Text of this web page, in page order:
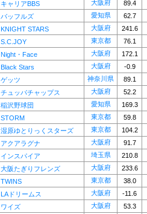
キャリアBBS 大阪府
89.4
バッフルズ 愛知県
62.7
KNIGHT STARS 大阪府
241.6
S.C.JOY 東京都
76.1
Night・Face 大阪府
172.1
Black Stars 大阪府
-0.9
ゲッツ 神奈川県
89.1
チュッパチャップス 大阪府
52.2
稲沢野球団 愛知県
169.3
STORM 東京都
59.8
湿原ゆとりっくスターズ 東京都
104.2
アクアラグナ 大阪府
91.7
インスパイア 埼玉県
210.8
大阪たぎりフレンズ 大阪府
233.6
TWINS 東京都
38.0
LAドリームス 大阪府
-11.6
ワイズ 大阪府
53.3